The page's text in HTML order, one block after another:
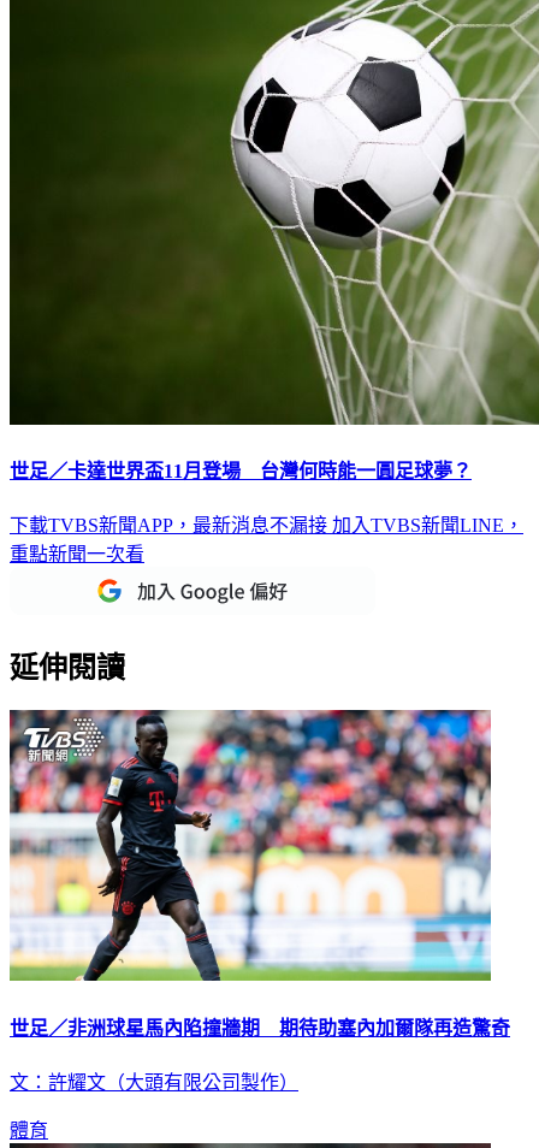
世足／卡達世界盃11月登場 台灣何時能一圓足球夢？
下載TVBS新聞APP，最新消息不漏接 加入TVBS新聞LINE，
重點新聞一次看
延伸閱讀
世足／非洲球星馬內陷撞牆期 期待助塞內加爾隊再造驚奇
文：許耀文（大頭有限公司製作）
體育